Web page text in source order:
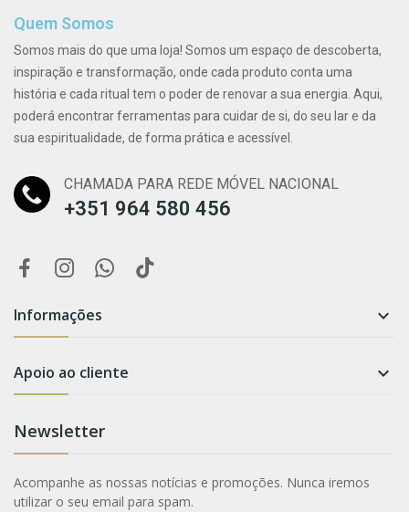
Quem Somos
Somos mais do que uma loja! Somos um espaço de descoberta,
inspiração e transformação, onde cada produto conta uma
história e cada ritual tem o poder de renovar a sua energia. Aqui,
poderá encontrar ferramentas para cuidar de si, do seu lar e da
sua espiritualidade, de forma prática e acessível.
CHAMADA PARA REDE MÓVEL NACIONAL
+351 964 580 456
Informações 
Apoio ao cliente 
Newsletter
Acompanhe as nossas notícias e promoções. Nunca iremos
utilizar o seu email para spam.